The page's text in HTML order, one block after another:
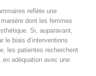
reflète une
dont les femmes
Si, auparavant,
le biais d’interventions
les patientes recherchent
en adéquation avec une